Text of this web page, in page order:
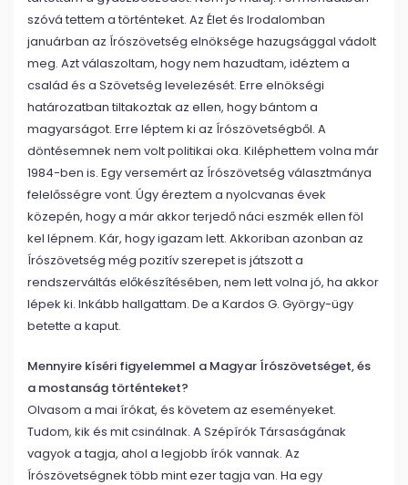
szóvá tettem a történteket. Az Élet és Irodalomban
januárban az Írószövetség elnöksége hazugsággal vádolt
meg. Azt válaszoltam, hogy nem hazudtam, idéztem a
család és a Szövetség levelezését. Erre elnökségi
határozatban tiltakoztak az ellen, hogy bántom a
magyarságot. Erre léptem ki az Írószövetségből. A
döntésemnek nem volt politikai oka. Kiléphettem volna már
1984-ben is. Egy versemért az Írószövetség választmánya
felelősségre vont. Úgy éreztem a nyolcvanas évek
közepén, hogy a már akkor terjedő náci eszmék ellen föl
kel lépnem. Kár, hogy igazam lett. Akkoriban azonban az
Írószövetség még pozitív szerepet is játszott a
rendszerváltás előkészítésében, nem lett volna jó, ha akkor
lépek ki. Inkább hallgattam. De a Kardos G. György-ügy
betette a kaput.
Mennyire kíséri figyelemmel a Magyar Írószövetséget, és
a mostanság történteket?
Olvasom a mai írókat, és követem az eseményeket.
Tudom, kik és mit csinálnak. A Szépírók Társaságának
vagyok a tagja, ahol a legjobb írók vannak. Az
Írószövetségnek több mint ezer tagja van. Ha egy